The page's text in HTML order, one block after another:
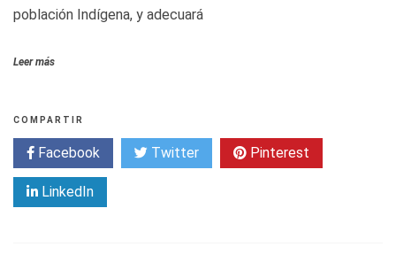
población Indígena, y adecuará
Leer más
COMPARTIR
Facebook Twitter Pinterest
LinkedIn